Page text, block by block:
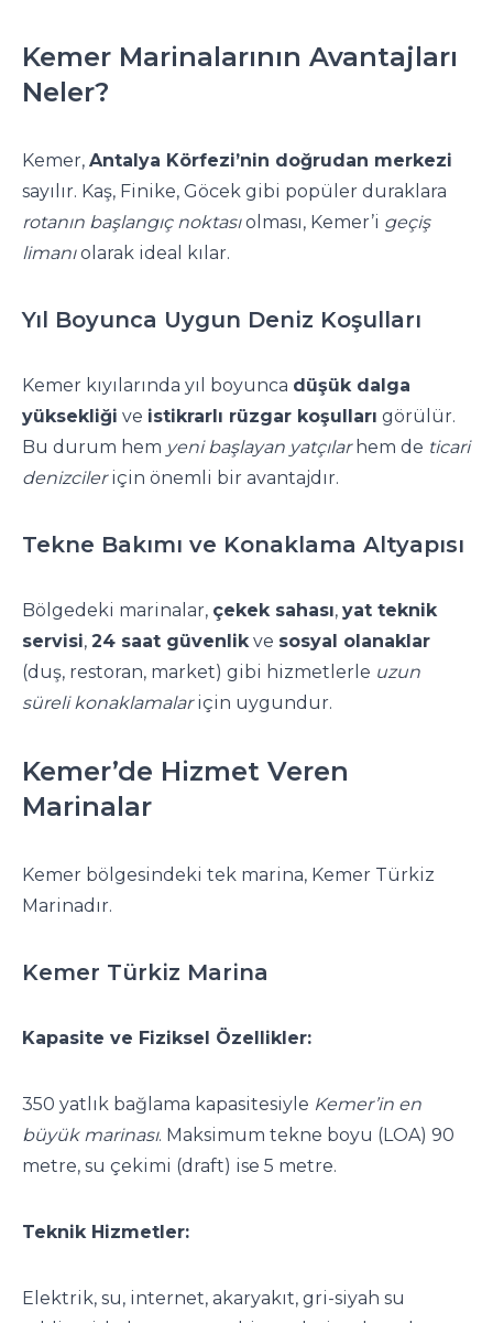
Kemer Marinalarının Avantajları
Neler?
Kemer, Antalya Körfezi’nin doğrudan merkezi
sayılır. Kaş, Finike, Göcek gibi popüler duraklara
rotanın başlangıç noktasıolması, Kemer’i geçiş
limanıolarak ideal kılar.
Yıl Boyunca Uygun Deniz Koşulları
Kemer kıyılarında yıl boyunca düşük dalga
yüksekliği ve istikrarlı rüzgar koşulları görülür.
Bu durum hem yeni başlayan yatçılarhem de ticari
denizcileriçin önemli bir avantajdır.
Tekne Bakımı ve Konaklama Altyapısı
Bölgedeki marinalar, çekek sahası, yat teknik
servisi, 24 saat güvenlikve sosyal olanaklar
(duş, restoran, market) gibi hizmetlerle uzun
süreli konaklamalariçin uygundur.
Kemer’de Hizmet Veren
Marinalar
Kemer bölgesindeki tek marina, Kemer Türkiz
Marinadır.
Kemer Türkiz Marina
Kapasite ve Fiziksel Özellikler:
350 yatlık bağlama kapasitesiyle Kemer’in en
büyük marinası. Maksimum tekne boyu (LOA) 90
metre, su çekimi (draft) ise 5 metre.
Teknik Hizmetler:
Elektrik, su, internet, akaryakıt, gri-siyah su